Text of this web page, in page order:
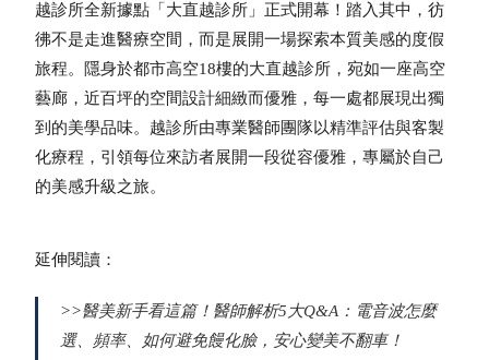
越診所全新據點「大直越診所」正式開幕！踏入其中，彷
彿不是走進醫療空間，而是展開一場探索本質美感的度假
旅程。隱身於都市高空18樓的大直越診所，宛如一座高空
藝廊，近百坪的空間設計細緻而優雅，每一處都展現出獨
到的美學品味。越診所由專業醫師團隊以精準評估與客製
化療程，引領每位來訪者展開一段從容優雅，專屬於自己
的美感升級之旅。
延伸閱讀：
>>醫美新手看這篇！醫師解析5 大Q&A ：電音波怎麼
選、頻率、如何避免饅化臉，安心變美不翻車！